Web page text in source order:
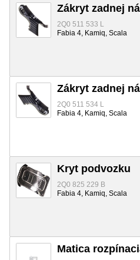
Zákryt zadnej
2Q0 511 533 L
Fabia 4, Kamiq, Scala
Zákryt zadnej
2Q0 511 534 L
Fabia 4, Kamiq, Scala
Kryt podvozku
2Q0 825 229 B
Fabia 4, Kamiq, Scala
Matica